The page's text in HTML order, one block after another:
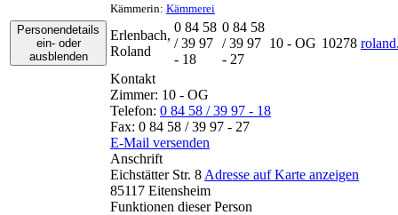
Kämmerin: Kämmerei
Personendetails
ein- oder
ausblenden
Erlenbach,
Roland
0 84 58
/ 39 97
- 18
0 84 58
/ 39 97
- 27
10 - OG 10278
Kontakt
Zimmer: 10 - OG
Telefon: 0 84 58 / 39 97 - 18
Fax: 0 84 58 / 39 97 - 27
E-Mail versenden
Anschrift
Eichstätter Str. 8 Adresse auf Karte anzeigen
85117 Eitensheim
Funktionen dieser Person